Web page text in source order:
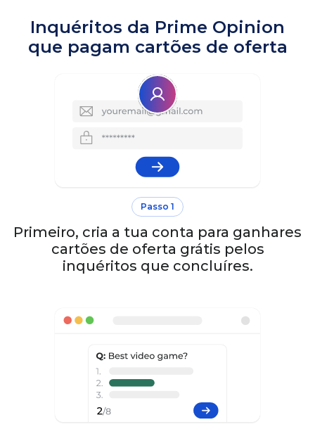
Inquéritos da Prime Opinion
que pagam cartões de oferta
Passo 1
Primeiro, cria a tua conta para ganhares
cartões de oferta grátis pelos
inquéritos que concluíres.